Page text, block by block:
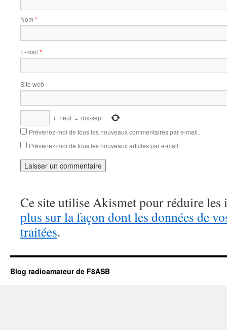
Nom *
E-mail *
Site web
+ neuf = dix-sept
Prévenez-moi de tous les nouveaux commentaires par e-mail.
Prévenez-moi de tous les nouveaux articles par e-mail.
Ce site utilise Akismet pour réduire les
plus sur la façon dont les données de
traitées.
Blog radioamateur de F8ASB